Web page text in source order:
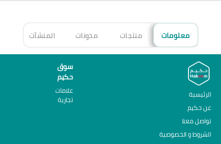
معلومات منتجات مدونات المنشآت
الرئيسية
عن حكيم
تواصل معنا
الشروط و الخصوصية
سوق
حكيم
علامات
تجارية